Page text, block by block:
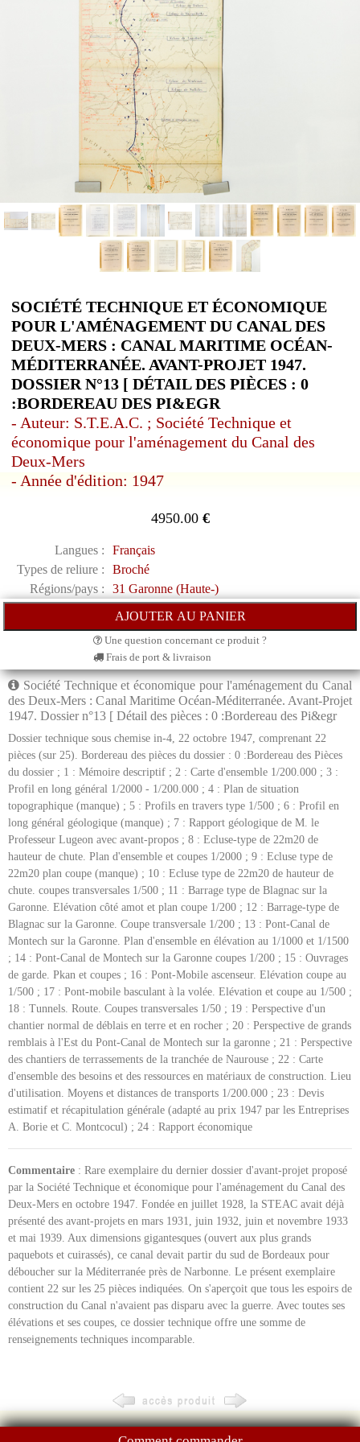
SOCIÉTÉ TECHNIQUE ET ÉCONOMIQUE
POUR L'AMÉNAGEMENT DU CANAL DES
DEUX-MERS : CANAL MARITIME OCÉAN-
MÉDITERRANÉE. AVANT-PROJET 1947.
DOSSIER N°13 [ DÉTAIL DES PIÈCES : 0
:BORDEREAU DES PI&EGR
- Auteur: S.T.E.A.C. ; Société Technique et
économique pour l'aménagement du Canal des
Deux-Mers
- Année d'édition: 1947
4950.00€
Langues :
Français
Types de reliure :
Broché
Régions/pays :
31 Garonne (Haute-)
Une question concernant ce produit ?
Frais de port & livraison
Société Technique et économique pour l'aménagement du Canal
des Deux-Mers : Canal Maritime Océan-Méditerranée. Avant-Projet
1947. Dossier n°13 [ Détail des pièces : 0 :Bordereau des Pi&egr
Dossier technique sous chemise in-4, 22 octobre 1947, comprenant 22
pièces (sur 25). Bordereau des pièces du dossier : 0 :Bordereau des Pièces
du dossier ; 1 : Mémoire descriptif ; 2 : Carte d'ensemble 1/200.000 ; 3 :
Profil en long général 1/2000 - 1/200.000 ; 4 : Plan de situation
topographique (manque) ; 5 : Profils en travers type 1/500 ; 6 : Profil en
long général géologique (manque) ; 7 : Rapport géologique de M. le
Professeur Lugeon avec avant-propos ; 8 : Ecluse-type de 22m20 de
hauteur de chute. Plan d'ensemble et coupes 1/2000 ; 9 : Ecluse type de
22m20 plan coupe (manque) ; 10 : Ecluse type de 22m20 de hauteur de
chute. coupes transversales 1/500 ; 11 : Barrage type de Blagnac sur la
Garonne. Elévation côté amot et plan coupe 1/200 ; 12 : Barrage-type de
Blagnac sur la Garonne. Coupe transversale 1/200 ; 13 : Pont-Canal de
Montech sur la Garonne. Plan d'ensemble en élévation au 1/1000 et 1/1500
; 14 : Pont-Canal de Montech sur la Garonne coupes 1/200 ; 15 : Ouvrages
de garde. Pkan et coupes ; 16 : Pont-Mobile ascenseur. Elévation coupe au
1/500 ; 17 : Pont-mobile basculant à la volée. Elévation et coupe au 1/500 ;
18 : Tunnels. Route. Coupes transversales 1/50 ; 19 : Perspective d'un
chantier normal de déblais en terre et en rocher ; 20 : Perspective de grands
remblais à l'Est du Pont-Canal de Montech sur la garonne ; 21 : Perspective
des chantiers de terrassements de la tranchée de Naurouse ; 22 : Carte
d'ensemble des besoins et des ressources en matériaux de construction. Lieu
d'utilisation. Moyens et distances de transports 1/200.000 ; 23 : Devis
estimatif et récapitulation générale (adapté au prix 1947 par les Entreprises
A. Borie et C. Montcocul) ; 24 : Rapport économique
Commentaire : Rare exemplaire du dernier dossier d'avant-projet proposé
par la Société Technique et économique pour l'aménagement du Canal des
Deux-Mers en octobre 1947. Fondée en juillet 1928, la STEAC avait déjà
présenté des avant-projets en mars 1931, juin 1932, juin et novembre 1933
et mai 1939. Aux dimensions gigantesques (ouvert aux plus grands
paquebots et cuirassés), ce canal devait partir du sud de Bordeaux pour
déboucher sur la Méditerranée près de Narbonne. Le présent exemplaire
contient 22 sur les 25 pièces indiquées. On s'aperçoit que tous les espoirs de
construction du Canal n'avaient pas disparu avec la guerre. Avec toutes ses
élévations et ses coupes, ce dossier technique offre une somme de
renseignements techniques incomparable.